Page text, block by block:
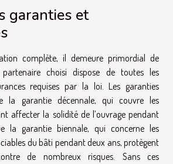
garanties et
complète, il demeure primordial de
partenaire choisi dispose de toutes les
requises par la loi. Les garanties
la garantie décennale, qui couvre les
affecter la solidité de l’ouvrage pendant
la garantie biennale, qui concerne les
du bâti pendant deux ans, protègent
de nombreux risques. Sans ces